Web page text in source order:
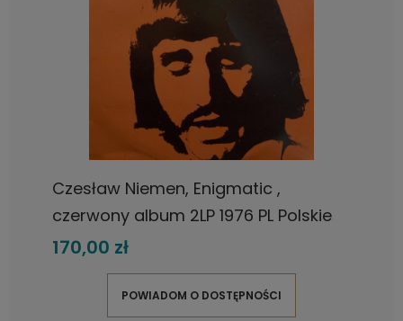
Czesław Niemen, Enigmatic ,
czerwony album 2LP 1976 PL Polskie
Nagrania Muza , płyta winylowa
170,00 zł
POWIADOM O DOSTĘPNOŚCI